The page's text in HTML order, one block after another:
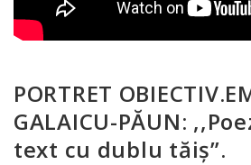
PORTRET
GALAICU-PĂUN:
text cu dublu tăiş”.